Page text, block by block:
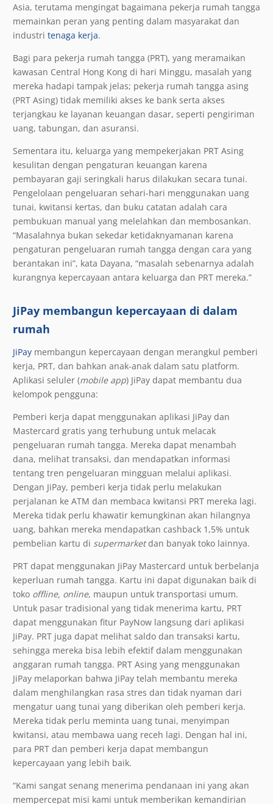
Asia, terutama mengingat bagaimana pekerja rumah tangga
memainkan peran yang penting dalam masyarakat dan
industri tenaga kerja.
Bagi para pekerja rumah tangga (PRT), yang meramaikan
kawasan Central Hong Kong di hari Minggu, masalah yang
mereka hadapi tampak jelas; pekerja rumah tangga asing
(PRT Asing) tidak memiliki akses ke bank serta akses
terjangkau ke layanan keuangan dasar, seperti pengiriman
uang, tabungan, dan asuransi.
Sementara itu, keluarga yang mempekerjakan PRT Asing
kesulitan dengan pengaturan keuangan karena
pembayaran gaji seringkali harus dilakukan secara tunai.
Pengelolaan pengeluaran sehari-hari menggunakan uang
tunai, kwitansi kertas, dan buku catatan adalah cara
pembukuan manual yang melelahkan dan membosankan.
“Masalahnya bukan sekedar ketidaknyamanan karena
pengaturan pengeluaran rumah tangga dengan cara yang
berantakan ini”, kata Dayana, “masalah sebenarnya adalah
kurangnya kepercayaan antara keluarga dan PRT mereka.”
JiPay membangun kepercayaan di dalam
rumah
JiPay membangun kepercayaan dengan merangkul pemberi
kerja, PRT, dan bahkan anak-anak dalam satu platform.
Aplikasi seluler (mobile app) JiPay dapat membantu dua
kelompok pengguna:
Pemberi kerja dapat menggunakan aplikasi JiPay dan
Mastercard gratis yang terhubung untuk melacak
pengeluaran rumah tangga. Mereka dapat menambah
dana, melihat transaksi, dan mendapatkan informasi
tentang tren pengeluaran mingguan melalui aplikasi.
Dengan JiPay, pemberi kerja tidak perlu melakukan
perjalanan ke ATM dan membaca kwitansi PRT mereka lagi.
Mereka tidak perlu khawatir kemungkinan akan hilangnya
uang, bahkan mereka mendapatkan cashback 1,5% untuk
pembelian kartu di supermarketdan banyak toko lainnya.
PRT dapat menggunakan JiPay Mastercard untuk berbelanja
keperluan rumah tangga. Kartu ini dapat digunakan baik di
toko offline, online, maupun untuk transportasi umum.
Untuk pasar tradisional yang tidak menerima kartu, PRT
dapat menggunakan fitur PayNow langsung dari aplikasi
JiPay. PRT juga dapat melihat saldo dan transaksi kartu,
sehingga mereka bisa lebih efektif dalam menggunakan
anggaran rumah tangga. PRT Asing yang menggunakan
JiPay melaporkan bahwa JiPay telah membantu mereka
dalam menghilangkan rasa stres dan tidak nyaman dari
mengatur uang tunai yang diberikan oleh pemberi kerja.
Mereka tidak perlu meminta uang tunai, menyimpan
kwitansi, atau membawa uang receh lagi. Dengan hal ini,
para PRT dan pemberi kerja dapat membangun
kepercayaan yang lebih baik.
“Kami sangat senang menerima pendanaan ini yang akan
mempercepat misi kami untuk memberikan kemandirian